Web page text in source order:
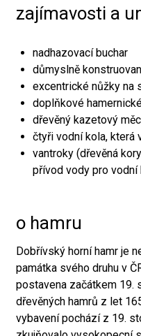
zajímavosti a
nadhazovací buchar
důmyslně
excentrické nůžky na
doplňkové
dřevěný kazetový
čtyři vodní kola, která
vantroky (dřevěná
přívod vody pro vodní
o hamru
Dobřívský horní hamr je
památka svého druhu v
postavena začátkem 19.
dřevěných hamrů z let
vybavení pochází z 19.